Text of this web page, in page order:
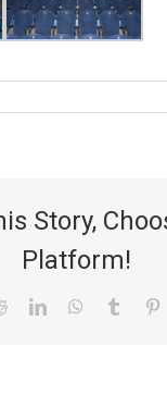
Story,
Platform!
RedditLinkedInWhatsApp
Tumblr